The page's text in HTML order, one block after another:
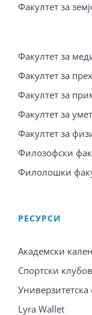
Факултет за
Факултет за
Факултет за
Факултет за
Факултет за
Факултет за
Филозофски
Филолошки
PЕСУРСИ
Академски
Спортски
Lyra Wallet